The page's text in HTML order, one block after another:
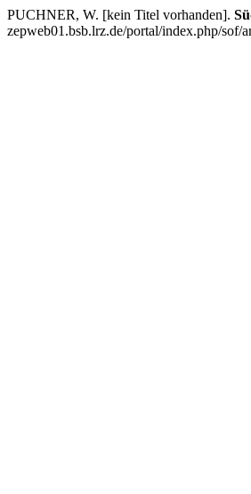
PUCHNER, W. [kein Titel vorhanden].
zepweb01.bsb.lrz.de/portal/index.php/sof/